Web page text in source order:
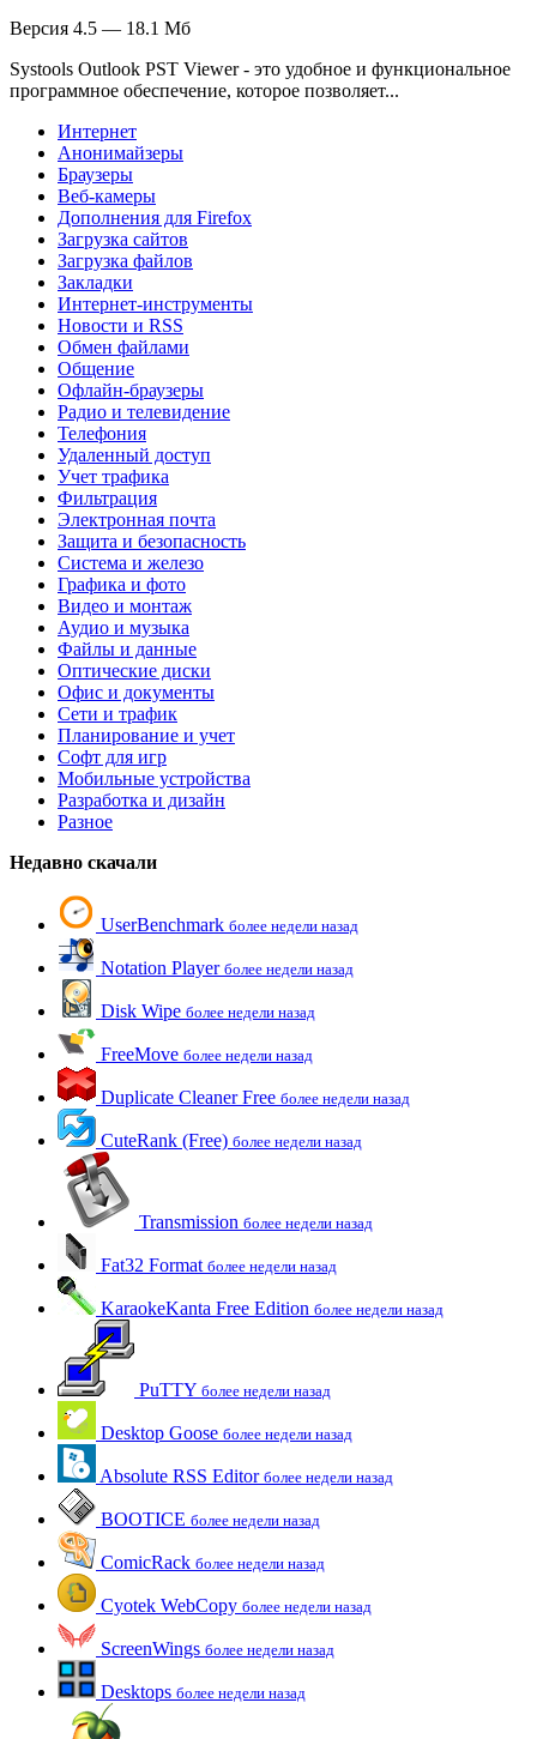
Версия 4.5 — 18.1 Мб
Systools Outlook PST Viewer - это удобное и функциональное
программное обеспечение, которое позволяет...
Интернет
Анонимайзеры
Браузеры
Веб-камеры
Дополнения для Firefox
Загрузка сайтов
Загрузка файлов
Закладки
Интернет-инструменты
Новости и RSS
Обмен файлами
Общение
Офлайн-браузеры
Радио и телевидение
Телефония
Удаленный доступ
Учет трафика
Фильтрация
Электронная почта
Защита и безопасность
Система и железо
Графика и фото
Видео и монтаж
Аудио и музыка
Файлы и данные
Оптические диски
Офис и документы
Сети и трафик
Планирование и учет
Софт для игр
Мобильные устройства
Разработка и дизайн
Разное
Недавно скачали
UserBenchmark более недели назад
Notation Player более недели назад
Disk Wipe более недели назад
FreeMove более недели назад
Duplicate Cleaner Free более недели назад
CuteRank (Free) более недели назад
Transmission более недели назад
Fat32 Format более недели назад
KaraokeKanta Free Edition более недели назад
PuTTY более недели назад
Desktop Goose более недели назад
Absolute RSS Editor более недели назад
BOOTICE более недели назад
ComicRack более недели назад
Cyotek WebCopy более недели назад
ScreenWings более недели назад
Desktops более недели назад